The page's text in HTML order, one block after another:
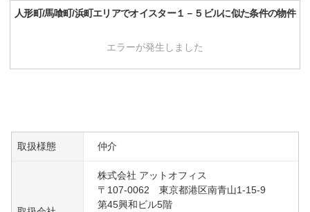
人形町/馬喰町/浜町エリアでオイスター１－５ビルに似た条件の物件
エラーが発生しました
取扱様態 仲介
株式会社 アットオフィス
〒107-0062 東京都港区南青山1-15-9
第45興和ビル5階